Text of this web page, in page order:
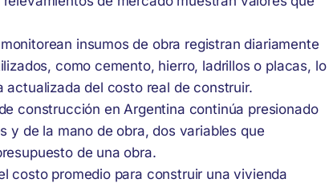
insumos de obra registran diariamente
como cemento, hierro, ladrillos o placas, lo
del costo real de construir.
construcción en Argentina continúa presionado
y de la mano de obra, dos variables que
de una obra.
costo promedio para construir una vivienda